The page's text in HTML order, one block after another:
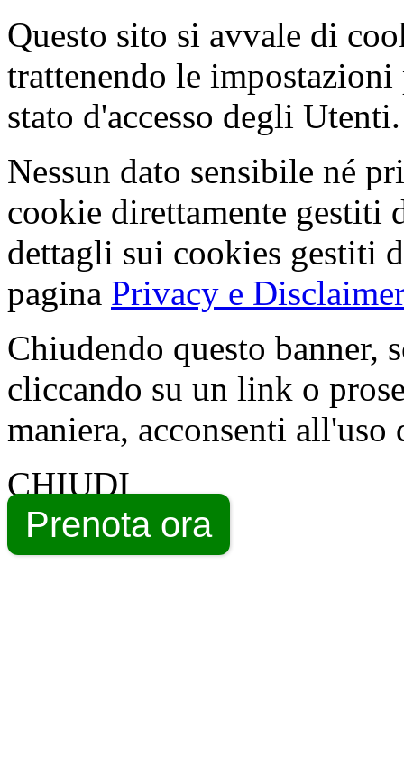
Questo sito si avvale di
trattenendo le
stato d'accesso degli Utenti.
Nessun dato sensibile né
cookie direttamente gestiti
dettagli sui cookies gestiti
pagina Privacy e Disclaimer
Chiudendo questo banner,
cliccando su un link o
maniera, acconsenti all'uso
CHIUDI
Prenota ora